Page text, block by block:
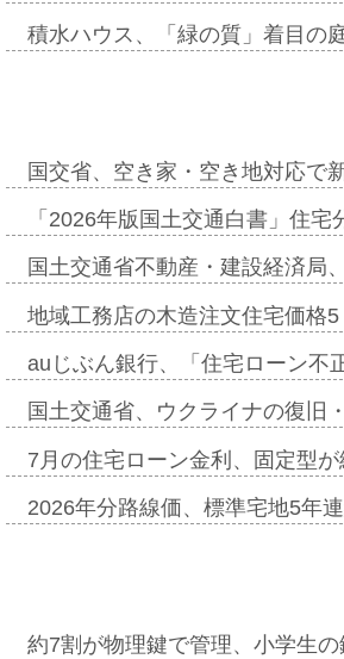
積水ハウス、「緑の質」着目の
国交省、空き家・空き地対応で
「2026年版国土交通白書」住
国土交通省不動産・建設経済
地域工務店の木造注文住宅価格
auじぶん銀行、「住宅ローン
国土交通省、ウクライナの復旧
7月の住宅ローン金利、固定型
2026年分路線価、標準宅地5年
約7割が物理鍵で管理、小学生